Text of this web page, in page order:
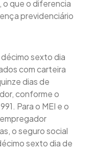
o que o diferencia
previdenciário
sexto dia
com carteira
dias de
conforme o
Para o MEI e o
o seguro social
sexto dia de